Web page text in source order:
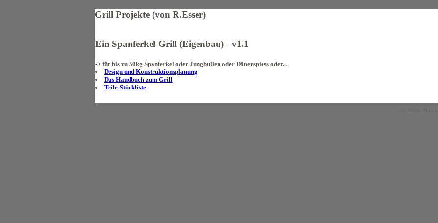
Grill Projekte (von R.Esser)
Ein Spanferkel-Grill (Eigenbau) - v1.1
-> für bis zu 50kg Spanferkel oder Jungbullen oder Dönerspiess oder...
Design und Konstruktionsplanung
Das Handbuch zum Grill
Teile-Stückliste